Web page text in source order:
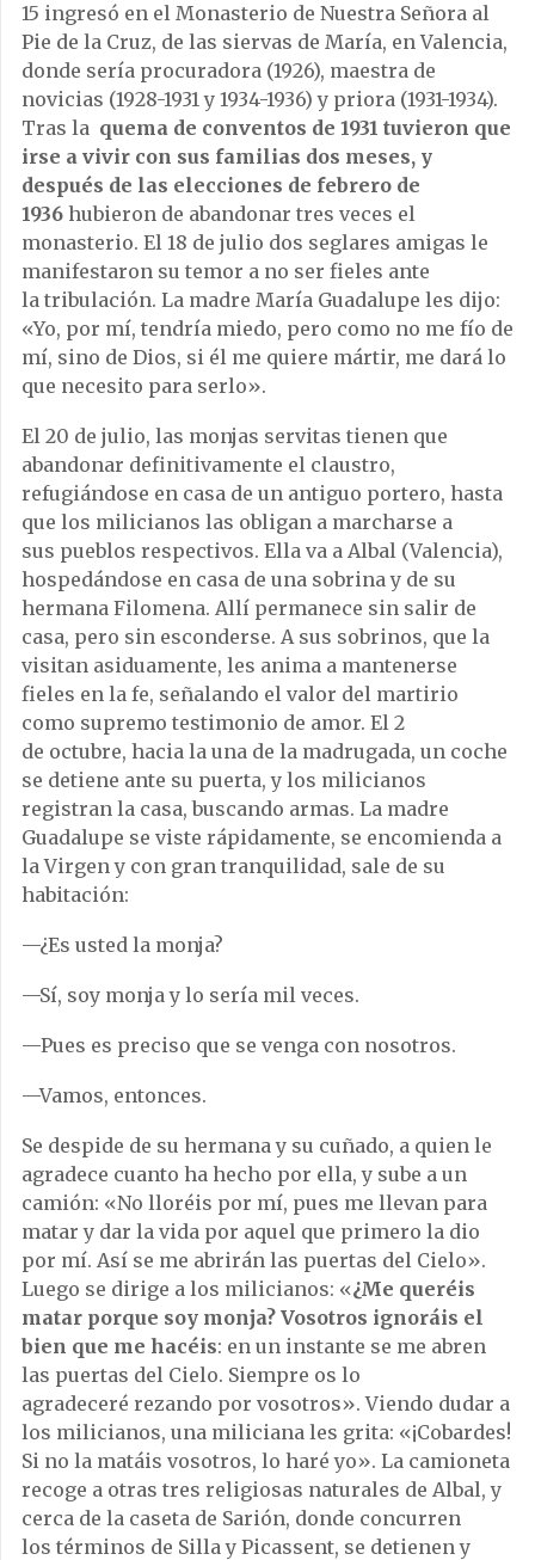
15 ingresó en el Monasterio de Nuestra Señora al
Pie de la Cruz, de las siervas de María, en Valencia,
donde sería procuradora (1926), maestra de
novicias (1928-1931 y 1934-1936) y priora (1931-1934).
Tras la quema de conventos de 1931 tuvieron que
irse a vivir con sus familias dos meses, y
después de las elecciones de febrero de
1936 hubieron de abandonar tres veces el
monasterio. El 18 de julio dos seglares amigas le
manifestaron su temor a no ser fieles ante
la tribulación. La madre María Guadalupe les dijo:
«Yo, por mí, tendría miedo, pero como no me fío de
mí, sino de Dios, si él me quiere mártir, me dará lo
que necesito para serlo».
El 20 de julio, las monjas servitas tienen que
abandonar definitivamente el claustro,
refugiándose en casa de un antiguo portero, hasta
que los milicianos las obligan a marcharse a
sus pueblos respectivos. Ella va a Albal (Valencia),
hospedándose en casa de una sobrina y de su
hermana Filomena. Allí permanece sin salir de
casa, pero sin esconderse. A sus sobrinos, que la
visitan asiduamente, les anima a mantenerse
fieles en la fe, señalando el valor del martirio
como supremo testimonio de amor. El 2
de octubre, hacia la una de la madrugada, un coche
se detiene ante su puerta, y los milicianos
registran la casa, buscando armas. La madre
Guadalupe se viste rápidamente, se encomienda a
la Virgen y con gran tranquilidad, sale de su
habitación:
—¿Es usted la monja?
—Sí, soy monja y lo sería mil veces.
—Pues es preciso que se venga con nosotros.
—Vamos, entonces.
Se despide de su hermana y su cuñado, a quien le
agradece cuanto ha hecho por ella, y sube a un
camión: «No lloréis por mí, pues me llevan para
matar y dar la vida por aquel que primero la dio
por mí. Así se me abrirán las puertas del Cielo».
Luego se dirige a los milicianos: «¿Me queréis
matar porque soy monja? Vosotros ignoráis el
bien que me hacéis: en un instante se me abren
las puertas del Cielo. Siempre os lo
agradeceré rezando por vosotros». Viendo dudar a
los milicianos, una miliciana les grita: «¡Cobardes!
Si no la matáis vosotros, lo haré yo». La camioneta
recoge a otras tres religiosas naturales de Albal, y
cerca de la caseta de Sarión, donde concurren
los términos de Silla y Picassent, se detienen y